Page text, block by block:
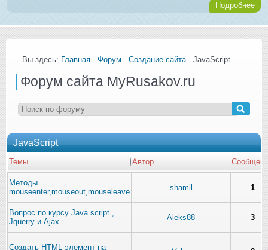
Подробнее
Вы здесь: Главная - Форум - Создание сайта- JavaScript
Форум сайта MyRusakov.ru
JavaScript
Темы Автор
Методы
mouseenter,mouseout,mouseleave
shamil 1
Вопрос по курсу Java script ,
Jquerry и Ajax.
Aleks88 3
Создать HTML элемент на